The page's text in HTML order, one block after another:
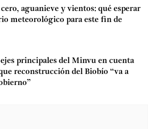
aguanieve y vientos: qué esperar
meteorológico para este fin de
principales del Minvu en cuenta
reconstrucción del Biobío “va a